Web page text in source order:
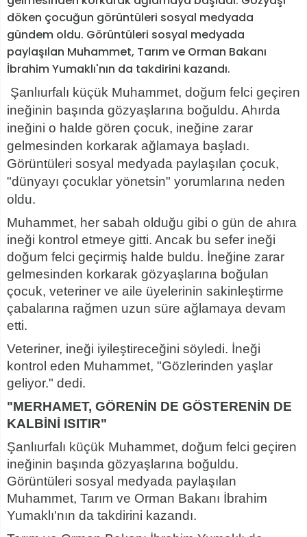
döken çocuğun görüntüleri sosyal medyada
gündem oldu. Görüntüleri sosyal medyada
paylaşılan Muhammet, Tarım ve Orman Bakanı
İbrahim Yumaklı'nın da takdirini kazandı.
Şanlıurfalı küçük Muhammet, doğum felci geçiren
ineğinin başında gözyaşlarına boğuldu. Ahırda
ineğini o halde gören çocuk, ineğine zarar
gelmesinden korkarak ağlamaya başladı.
Görüntüleri sosyal medyada paylaşılan çocuk,
"dünyayı çocuklar yönetsin" yorumlarına neden
oldu.
Muhammet, her sabah olduğu gibi o gün de ahıra
ineği kontrol etmeye gitti. Ancak bu sefer ineği
doğum felci geçirmiş halde buldu. İneğine zarar
gelmesinden korkarak gözyaşlarına boğulan
çocuk, veteriner ve aile üyelerinin sakinleştirme
çabalarına rağmen uzun süre ağlamaya devam
etti.
Veteriner, ineği iyileştireceğini söyledi. İneği
kontrol eden Muhammet, "Gözlerinden yaşlar
geliyor." dedi.
"MERHAMET, GÖRENİN DE GÖSTERENİN DE
KALBİNİ ISITIR"
Şanlıurfalı küçük Muhammet, doğum felci geçiren
ineğinin başında gözyaşlarına boğuldu.
Görüntüleri sosyal medyada paylaşılan
Muhammet, Tarım ve Orman Bakanı İbrahim
Yumaklı'nın da takdirini kazandı.